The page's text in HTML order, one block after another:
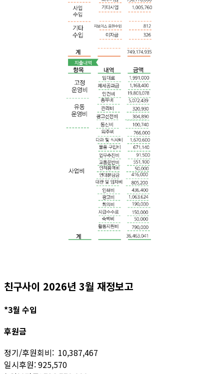
친구사이 2026년 3월 재정보고
*3월 수입
후원금
정기/후원회비: 10,387,467
일시후원: 925,570